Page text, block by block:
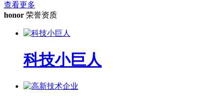
查看更多
honor 荣誉资质
科技小巨人